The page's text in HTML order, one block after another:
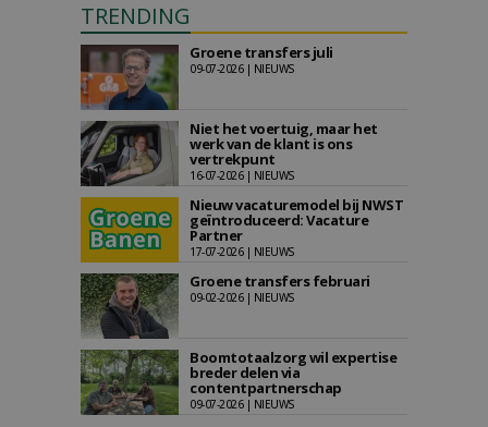
TRENDING
Groene transfers juli
09-07-2026 | NIEUWS
Niet het voertuig, maar het
werk van de klant is ons
vertrekpunt
16-07-2026 | NIEUWS
Nieuw vacaturemodel bij NWST
geïntroduceerd: Vacature
Partner
17-07-2026 | NIEUWS
Groene transfers februari
09-02-2026 | NIEUWS
Boomtotaalzorg wil expertise
breder delen via
contentpartnerschap
09-07-2026 | NIEUWS